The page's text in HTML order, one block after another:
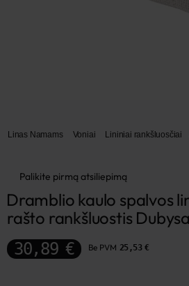
Linas Namams Voniai Lininiai rankšluosčiai
Palikite pirmą atsiliepimą
Dramblio kaulo spalvos
rašto rankšluostis
30,89 € Be PVM 25,53 €